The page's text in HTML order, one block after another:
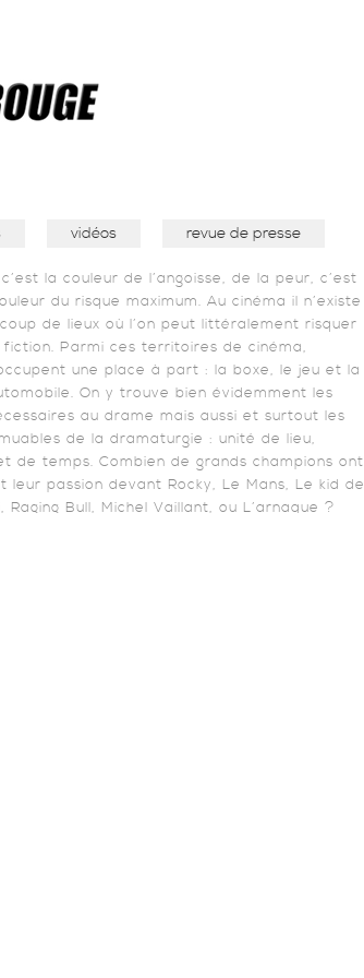
vidéos revue de presse
la couleur de l’angoisse, de la peur, c’est
du risque maximum. Au cinéma il n’existe
de lieux où l’on peut littéralement risquer
Parmi ces territoires de cinéma,
une place à part : la boxe, le jeu et la
On y trouve bien évidemment les
au drame mais aussi et surtout les
de la dramaturgie : unité de lieu,
de temps. Combien de grands champions ont
leur passion devant Rocky, Le Mans, Le kid de
Raging Bull, Michel Vaillant, ou L’arnaque ?